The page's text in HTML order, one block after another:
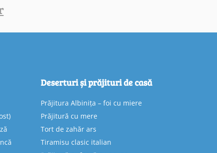
Deserturi și prăjituri de casă
Prăjitura Albinița – foi cu miere
Prăjitură cu mere
Tort de zahăr ars
Tiramisu clasic italian